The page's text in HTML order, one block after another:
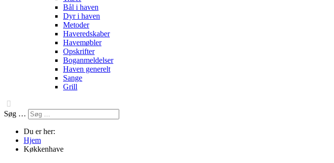
Bål i haven
Dyr i haven
Metoder
Haveredskaber
Havemøbler
Opskrifter
Boganmeldelser
Haven generelt
Sange
Grill
Søg …
Du er her:
Hjem
Køkkenhave